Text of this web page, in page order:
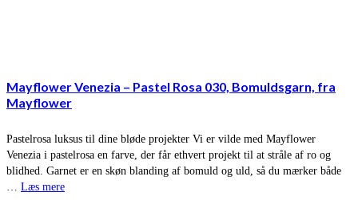
Mayflower Venezia – Pastel Rosa 030, Bomuldsgarn, fra
Mayflower
Pastelrosa luksus til dine bløde projekter Vi er vilde med Mayflower
Venezia i pastelrosa en farve, der får ethvert projekt til at stråle af ro og
blidhed. Garnet er en skøn blanding af bomuld og uld, så du mærker både
… Læs mere